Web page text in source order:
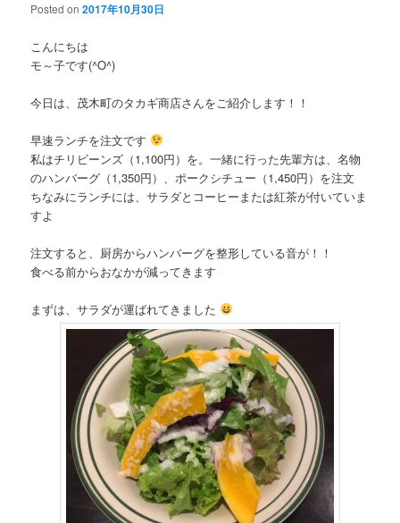
Posted on2017年10月30日
こんにちは
モ～子です(^O^)
今日は、茂木町のタカギ商店さんをご紹介します！！
早速ランチを注文です
私はチリビーンズ（1,100円）を。一緒に行った先輩方は、名物
のハンバーグ（1,350円）、ポークシチュー（1,450円）を注文
ちなみにランチには、サラダとコーヒーまたは紅茶が付いていま
すよ
注文すると、厨房からハンバーグを整形している音が！！
食べる前からおなかが減ってきます
まずは、サラダが運ばれてきました